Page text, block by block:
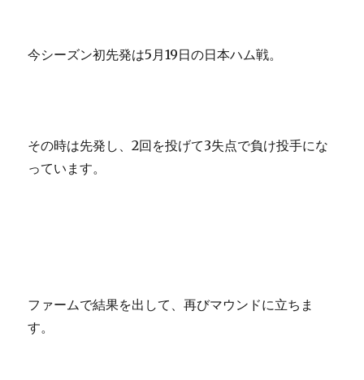
今シーズン初先発は5月19日の日本ハム戦。
その時は先発し、2回を投げて3失点で負け投手にな
っています。
ファームで結果を出して、再びマウンドに立ちま
す。